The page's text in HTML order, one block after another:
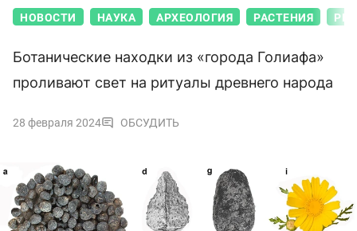
НОВОСТИ НАУКА АРХЕОЛОГИЯ РАСТЕНИЯ
Ботанические находки из «города Голиафа»
проливают свет на ритуалы древнего народа
28 февраля 2024 ОБСУДИТЬ